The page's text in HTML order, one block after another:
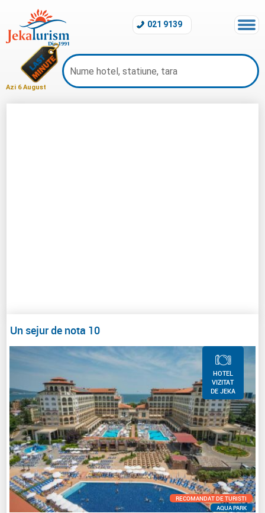
Azi 6 August
021 9139
Un sejur de nota 10
HOTEL
VIZITAT
DE JEKA
RECOMANDAT DE TURISTI
AQUA PARK